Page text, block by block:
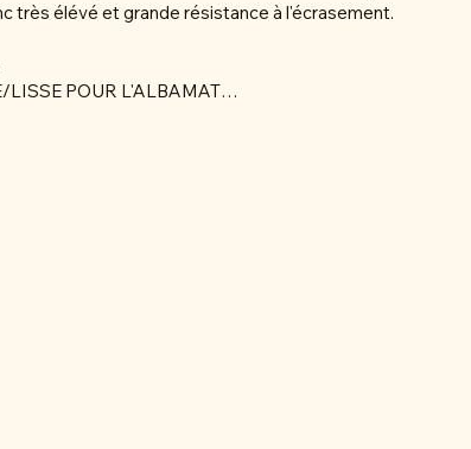
très élévé et grande résistance à l'écrasement.
LISSE POUR L'ALBAMAT